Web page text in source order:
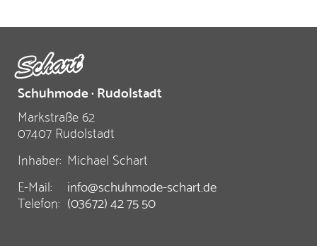
Schuhmode · Rudolstadt
Markstraße 62
07407 Rudolstadt
Inhaber: Michael Schart
E-Mail:
info@schuhmode-schart.de
Telefon: (03672) 42 75 50